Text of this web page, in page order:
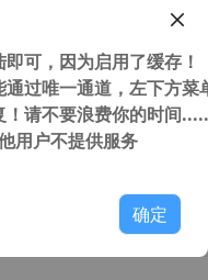
可，因为启用了缓存！
过唯一通道，左下方菜
请不要浪费你的时间
用户不提供服务
确定